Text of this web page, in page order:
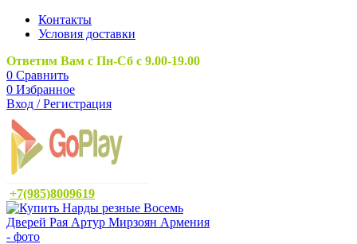
Контакты
Условия доставки
Ответим Вам с Пн-Сб с 9.00-19.00
0 Сравнить
0 Избранное
Вход / Регистрация
+7(985)8009619